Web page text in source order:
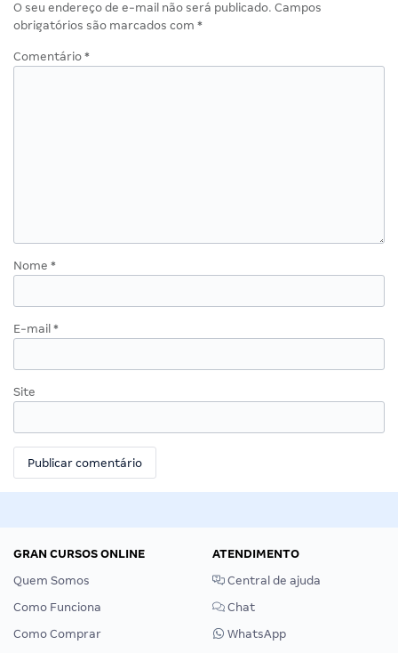
O seu endereço de e-mail não será publicado. Campos
obrigatórios são marcados com *
Comentário *
Nome *
E-mail *
Site
GRAN CURSOS ONLINE
Quem Somos
Como Funciona
Como Comprar
ATENDIMENTO
Central de ajuda
Chat
WhatsApp